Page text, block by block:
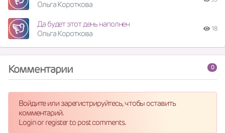
Ольга Короткова
Да будет этот день наполнен
Ольга Короткова
18
0
Комментарии
Войдите или зарегистрируйтесь, чтобы оставить
комментарий.
Login or register to post comments.